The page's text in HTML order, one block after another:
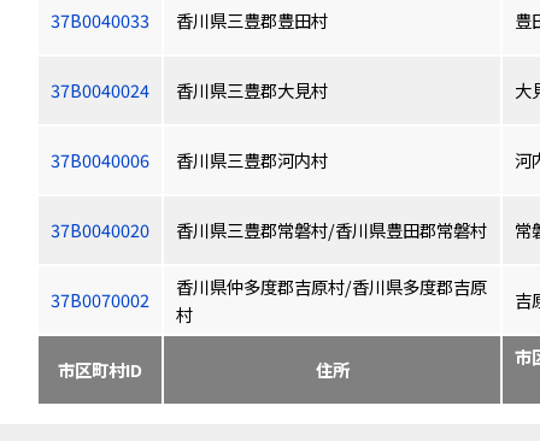
37B0040033 香川県三豊郡豊田村 豊
37B0040024 香川県三豊郡大見村 大
37B0040006 香川県三豊郡河内村 河
37B0040020 香川県三豊郡常磐村/香川県豊田郡常磐村 常
37B0070002
香川県仲多度郡吉原村/香川県多度郡吉原
村
吉
市区町村ID 住所
市